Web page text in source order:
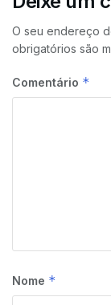
O seu endereço
obrigatórios são
Comentário *
Nome *